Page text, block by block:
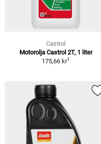
Castrol
Motorolja Castrol 2T, 1 liter
175,66 kr1